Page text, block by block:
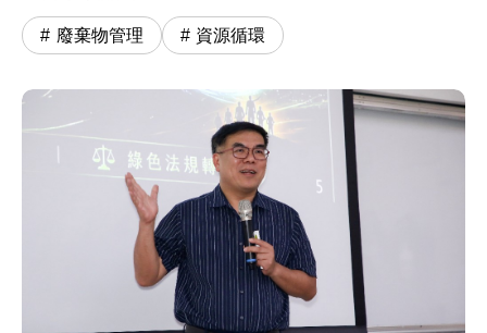
廢棄物管理 資源循環